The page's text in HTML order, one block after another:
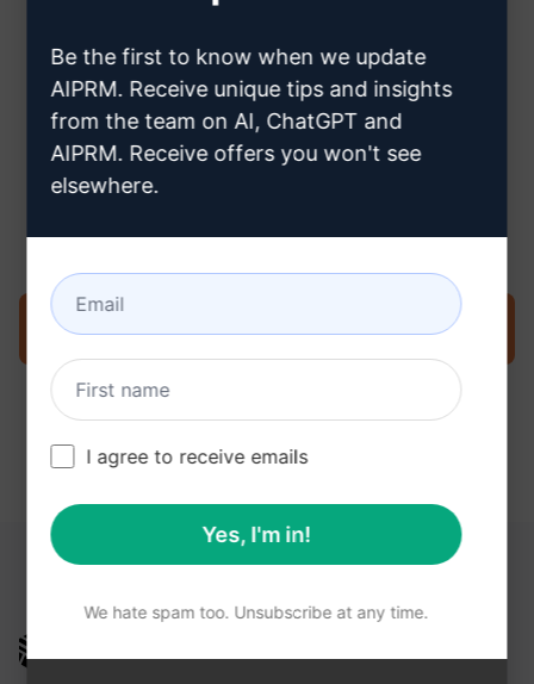
Stap 3: Gebruik de prompt in je
Probeer de prompt nu op ChatGPT
DEZE LINKS KUNNEN NUTTIG ZIJN
AIPRM
Be the first to know when we update
AIPRM. Receive unique tips and insights
from the team on AI, ChatGPT and
AIPRM. Receive offers you won't see
elsewhere.
I agree to receive emails
Yes, I'm in!
We hate spam too. Unsubscribe at any time.